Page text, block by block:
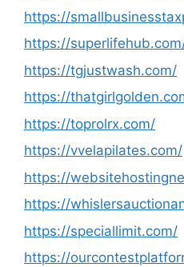
https://
https://
https://tgjustwash.com/
https://
https://toprolrx.com/
https://vvelapilates.com/
https://
https://
https://speciallimit.com/
https://